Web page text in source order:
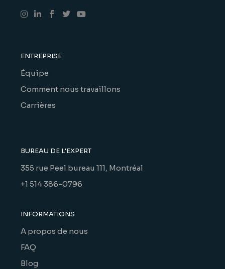
ENTREPRISE
Équipe
Comment nous travaillons
Carrières
BUREAU DE L'EXPERT
355 rue Peel bureau 111, Montréal
+1 514 386-0796
INFORMATIONS
A propos de nous
FAQ
Blog